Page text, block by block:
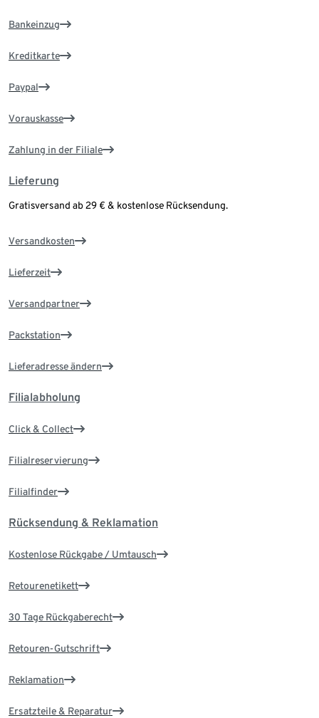
Bankeinzug
Kreditkarte
Paypal
Vorauskasse
Zahlung in der Filiale
Lieferung
Gratisversand ab 29 € & kostenlose Rücksendung.
Versandkosten
Lieferzeit
Versandpartner
Packstation
Lieferadresse ändern
Filialabholung
Click & Collect
Filialreservierung
Filialfinder
Rücksendung & Reklamation
Kostenlose Rückgabe / Umtausch
Retourenetikett
30 Tage Rückgaberecht
Retouren-Gutschrift
Reklamation
Ersatzteile & Reparatur